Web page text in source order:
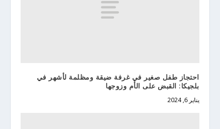
احتجاز طفل صغير في غرفة ضيقة ومظلمة لأشهر في
بلجيكا: القبض على الأم وزوجها
يناير 6, 2024